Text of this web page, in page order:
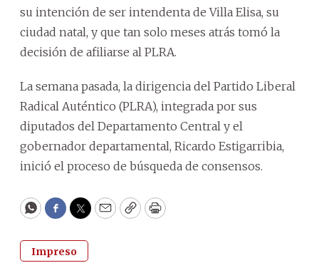
su intención de ser intendenta de Villa Elisa, su
ciudad natal, y que tan solo meses atrás tomó la
decisión de afiliarse al PLRA.
La semana pasada, la dirigencia del Partido Liberal
Radical Auténtico (PLRA), integrada por sus
diputados del Departamento Central y el
gobernador departamental, Ricardo Estigarribia,
inició el proceso de búsqueda de consensos.
WhatsApp
Facebook
Twitter
EmailCopyPrint
Impreso